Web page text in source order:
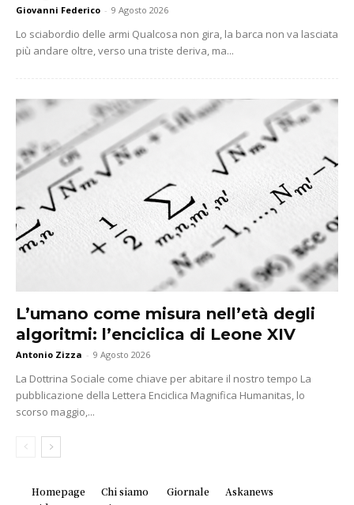
Giovanni Federico - 9 Agosto 2026
Lo sciabordio delle armi Qualcosa non gira, la barca non va lasciata
più andare oltre, verso una triste deriva, ma...
L’umano come misura nell’età degli
algoritmi: l’enciclica di Leone XIV
Antonio Zizza - 9 Agosto 2026
La Dottrina Sociale come chiave per abitare il nostro tempo La
pubblicazione della Lettera Enciclica Magnifica Humanitas, lo
scorso maggio,...
Homepage Chi siamo Giornale
Askanews